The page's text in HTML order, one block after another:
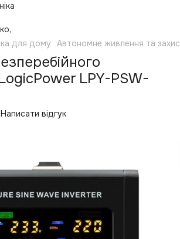
для дому Автономне живлення та
LPY-PSW-
Написати відгук